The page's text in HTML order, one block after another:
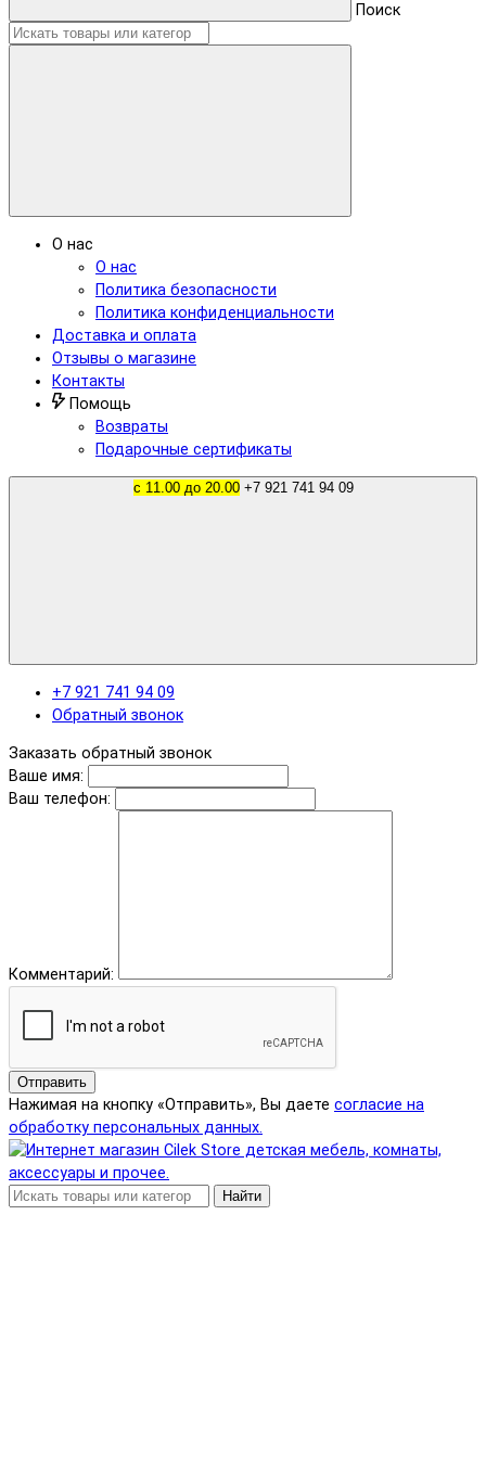
Поиск
О нас
О нас
Политика безопасности
Политика конфиденциальности
Доставка и оплата
Отзывы о магазине
Контакты
Помощь
Возвраты
Подарочные сертификаты
с 11.00 до 20.00 +7 921 741 94 09
+7 921 741 94 09
Обратный звонок
Заказать обратный звонок
Ваше имя:
Ваш телефон:
Комментарий:
Отправить
Нажимая на кнопку «Отправить», Вы даете согласие на
обработку персональных данных.
Найти